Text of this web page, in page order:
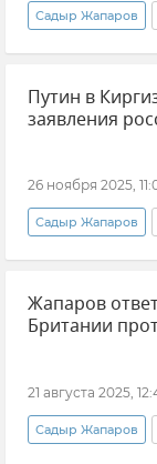
Садыр Жапаров
Новости
Сотрудничество
Путин в
заявления
26 ноября 2025,
Садыр Жапаров
Россия
Политика
Жапаров
Британии
21 августа 2025,
Садыр Жапаров